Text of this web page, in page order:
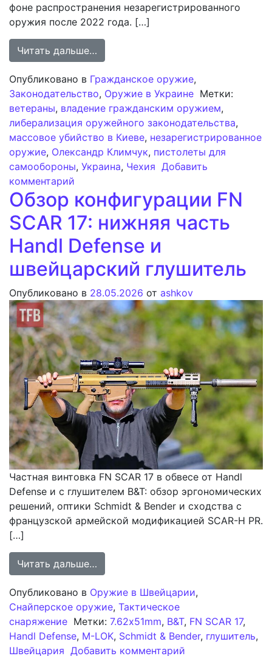
фоне распространения незарегистрированного
оружия после 2022 года. […]
Читать дальше…
Опубликовано в Гражданское оружие,
Законодательство, Оружие в Украине Метки:
ветераны, владение гражданским оружием,
либерализация оружейного законодательства,
массовое убийство в Киеве, незарегистрированное
оружие, Олександр Климчук, пистолеты для
самообороны, Украина, Чехия Добавить
комментарий
Обзор конфигурации FN
SCAR 17: нижняя часть
Handl Defense и
швейцарский глушитель
Опубликовано в 28.05.2026 от ashkov
Частная винтовка FN SCAR 17 в обвесе от Handl
Defense и с глушителем B&T: обзор эргономических
решений, оптики Schmidt & Bender и сходства с
французской армейской модификацией SCAR-H PR.
[…]
Читать дальше…
Опубликовано в Оружие в Швейцарии,
Снайперское оружие, Тактическое
снаряжение Метки: 7.62x51mm, B&T, FN SCAR 17,
Handl Defense, M-LOK, Schmidt & Bender, глушитель,
Швейцария Добавить комментарий